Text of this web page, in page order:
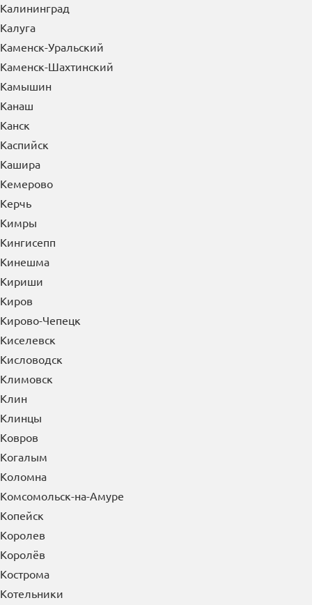
Калининград
Калуга
Каменск-Уральский
Каменск-Шахтинский
Камышин
Канаш
Канск
Каспийск
Кашира
Кемерово
Керчь
Кимры
Кингисепп
Кинешма
Кириши
Киров
Кирово-Чепецк
Киселевск
Кисловодск
Климовск
Клин
Клинцы
Ковров
Когалым
Коломна
Комсомольск-на-Амуре
Копейск
Королев
Королёв
Кострома
Котельники